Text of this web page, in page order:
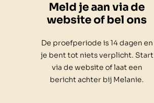
Meld je aan via de
website of bel ons
De proefperiode is 14 dagen en
je bent tot niets verplicht. Start
via de website of laat een
bericht achter bij Melanie.